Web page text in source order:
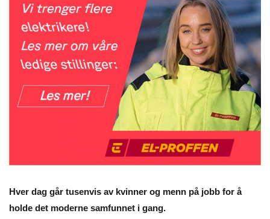
Hver dag går tusenvis av kvinner og menn på jobb for å
holde det moderne samfunnet i gang.